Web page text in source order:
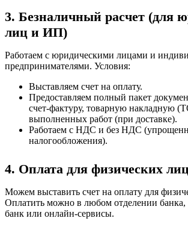
3. Безналичный расчет (для
лиц и ИП)
Работаем с юридическими лицами и
предпринимателями. Условия:
Выставляем счет на оплату.
Предоставляем полный пакет
счет-фактуру, товарную накладную
выполненных работ (при доставке).
Работаем с НДС и без НДС
налогообложения).
4. Оплата для физических
Можем выставить счет на оплату для
Оплатить можно в любом отделении банка,
банк или онлайн-сервисы.